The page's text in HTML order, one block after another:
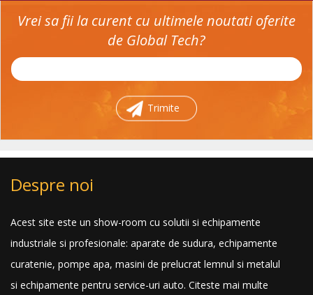
Vrei sa fii la curent cu ultimele noutati oferite
de Global Tech?
Trimite
Despre noi
Acest site este un show-room cu solutii si echipamente
industriale si profesionale: aparate de sudura, echipamente
curatenie, pompe apa, masini de prelucrat lemnul si metalul
si echipamente pentru service-uri auto. Citeste mai multe